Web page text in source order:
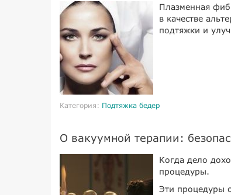
Плазменная
в качестве
подтяжки и
Категория: Подтяжка бедер
О вакуумной терапии:
Когда дело
процедуры.
Эти процедуры